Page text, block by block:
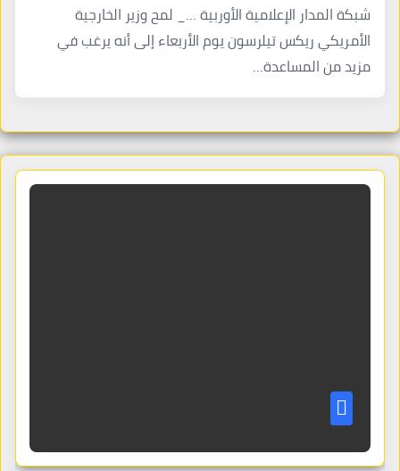
شبكة المدار الإعلامية الأوربية …_ لمح وزير الخارجية
الأمريكي ريكس تيلرسون يوم الأربعاء إلى أنه يرغب في
مزيد من المساعدة…